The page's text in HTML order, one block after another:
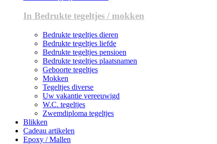
In Bedrukte tegeltjes / mokken
Bedrukte tegeltjes dieren
Bedrukte tegeltjes liefde
Bedrukte tegeltjes pensioen
Bedrukte tegeltjes plaatsnamen
Geboorte tegeltjes
Mokken
Tegeltjes diverse
Uw vakantie vereeuwigd
W.C. tegeltjes
Zwemdiploma tegeltjes
Blikken
Cadeau artikelen
Epoxy / Mallen